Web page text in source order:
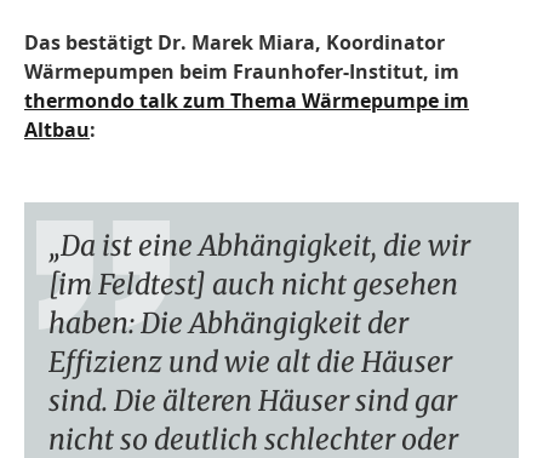
Das bestätigt Dr. Marek Miara, Koordinator
Wärmepumpen beim Fraunhofer-Institut, im
thermondo talk zum Thema Wärmepumpe im
Altbau:
Da ist eine Abhängigkeit, die wir
[im Feldtest] auch nicht gesehen
haben: Die Abhängigkeit der
Effizienz und wie alt die Häuser
sind. Die älteren Häuser sind gar
nicht so deutlich schlechter oder